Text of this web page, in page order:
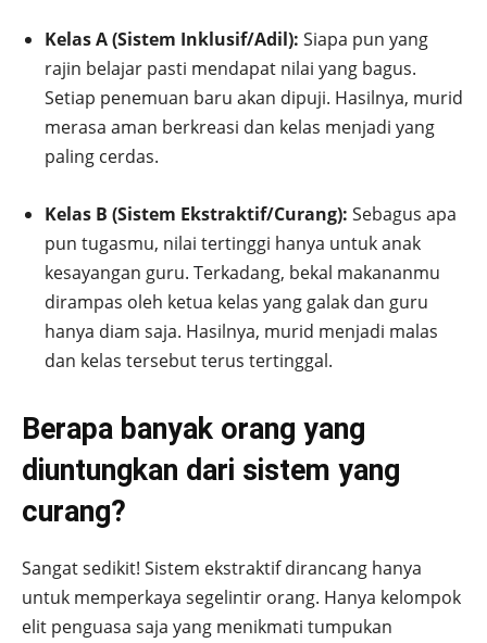
Kelas A (Sistem Inklusif/Adil): Siapa pun yang
rajin belajar pasti mendapat nilai yang bagus.
Setiap penemuan baru akan dipuji. Hasilnya, murid
merasa aman berkreasi dan kelas menjadi yang
paling cerdas.
Kelas B (Sistem Ekstraktif/Curang): Sebagus apa
pun tugasmu, nilai tertinggi hanya untuk anak
kesayangan guru. Terkadang, bekal makananmu
dirampas oleh ketua kelas yang galak dan guru
hanya diam saja. Hasilnya, murid menjadi malas
dan kelas tersebut terus tertinggal.
Berapa banyak orang yang
diuntungkan dari sistem yang
curang?
Sangat sedikit! Sistem ekstraktif dirancang hanya
untuk memperkaya segelintir orang. Hanya kelompok
elit penguasa saja yang menikmati tumpukan